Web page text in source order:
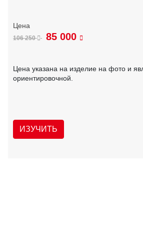
106 250 85 000
Цена указана на изделие на фото и
ориентировочной.
ИЗУЧИТЬ